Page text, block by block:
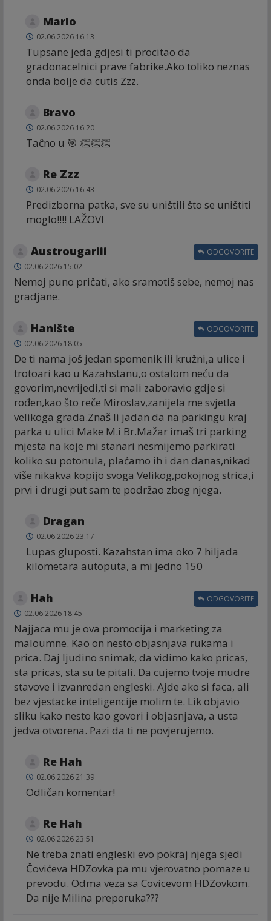
Marlo
02.06.2026 16:13
Tupsane jeda gdjesi ti procitao da
gradonacelnici prave fabrike.Ako toliko neznas
onda bolje da cutis Zzz.
Bravo
02.06.2026 16:20
Taĉno u 🎯 👏👏👏
Re Zzz
02.06.2026 16:43
Predizborna patka, sve su uništili što se uništiti
moglo!!!! LAŽOVI
Austrougariii
02.06.2026 15:02
Nemoj puno pričati, ako sramotiš sebe, nemoj nas
gradjane.
ODGOVORITE
Hanište
02.06.2026 18:05
De ti nama još jedan spomenik ili kružni,a ulice i
trotoari kao u Kazahstanu,o ostalom neću da
govorim,nevrijedi,ti si mali zaboravio gdje si
rođen,kao što reče Miroslav,zanijela me svjetla
velikoga grada.Znaš li jadan da na parkingu kraj
parka u ulici Make M.i Br.Mažar imaš tri parking
mjesta na koje mi stanari nesmijemo parkirati
koliko su potonula, plaćamo ih i dan danas,nikad
više nikakva kopijo svoga Velikog,pokojnog strica,i
prvi i drugi put sam te podržao zbog njega.
ODGOVORITE
Dragan
02.06.2026 23:17
Lupas gluposti. Kazahstan ima oko 7 hiljada
kilometara autoputa, a mi jedno 150
Hah
02.06.2026 18:45
Najjaca mu je ova promocija i marketing za
maloumne. Kao on nesto objasnjava rukama i
prica. Daj ljudino snimak, da vidimo kako pricas,
sta pricas, sta su te pitali. Da cujemo tvoje mudre
stavove i izvanredan engleski. Ajde ako si faca, ali
bez vjestacke inteligencije molim te. Lik objavio
sliku kako nesto kao govori i objasnjava, a usta
jedva otvorena. Pazi da ti ne povjerujemo.
ODGOVORITE
Re Hah
02.06.2026 21:39
Odličan komentar!
Re Hah
02.06.2026 23:51
Ne treba znati engleski evo pokraj njega sjedi
Čovićeva HDZovka pa mu vjerovatno pomaze u
prevodu. Odma veza sa Covicevom HDZovkom.
Da nije Milina preporuka???